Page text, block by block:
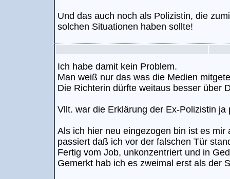
Und das auch noch als Polizistin, die
solchen Situationen haben sollte!
Ich habe damit kein Problem.
Man weiß nur das was die Medien
Die Richterin dürfte weitaus besser über
Vllt. war die Erklärung der Ex-Polizistin ja
Als ich hier neu eingezogen bin ist es mir
passiert daß ich vor der falschen Tür
Fertig vom Job, unkonzentriert und in
Gemerkt hab ich es zweimal erst als der